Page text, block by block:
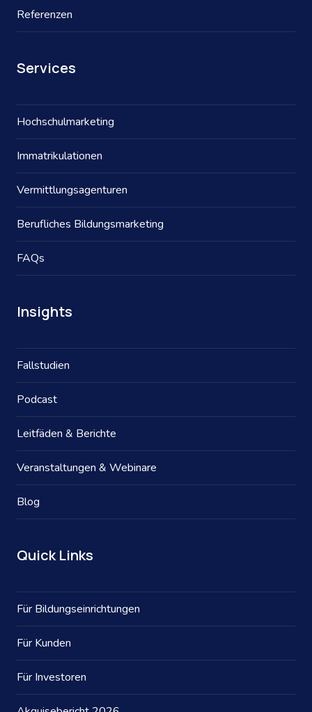
Referenzen
Services
Hochschulmarketing
Immatrikulationen
Vermittlungsagenturen
Berufliches Bildungsmarketing
FAQs
Insights
Fallstudien
Podcast
Leitfäden & Berichte
Veranstaltungen & Webinare
Blog
Quick Links
Für Bildungseinrichtungen
Für Kunden
Für Investoren